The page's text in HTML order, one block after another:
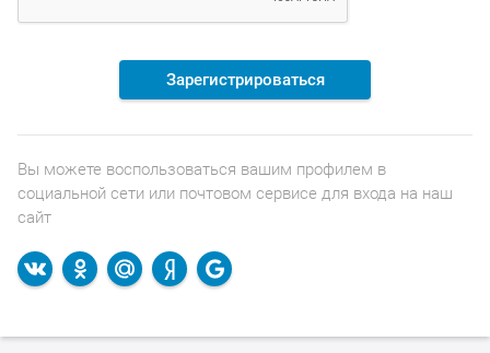
Зарегистрироваться
Вы можете воспользоваться вашим профилем в
социальной сети или почтовом сервисе для входа на наш
сайт